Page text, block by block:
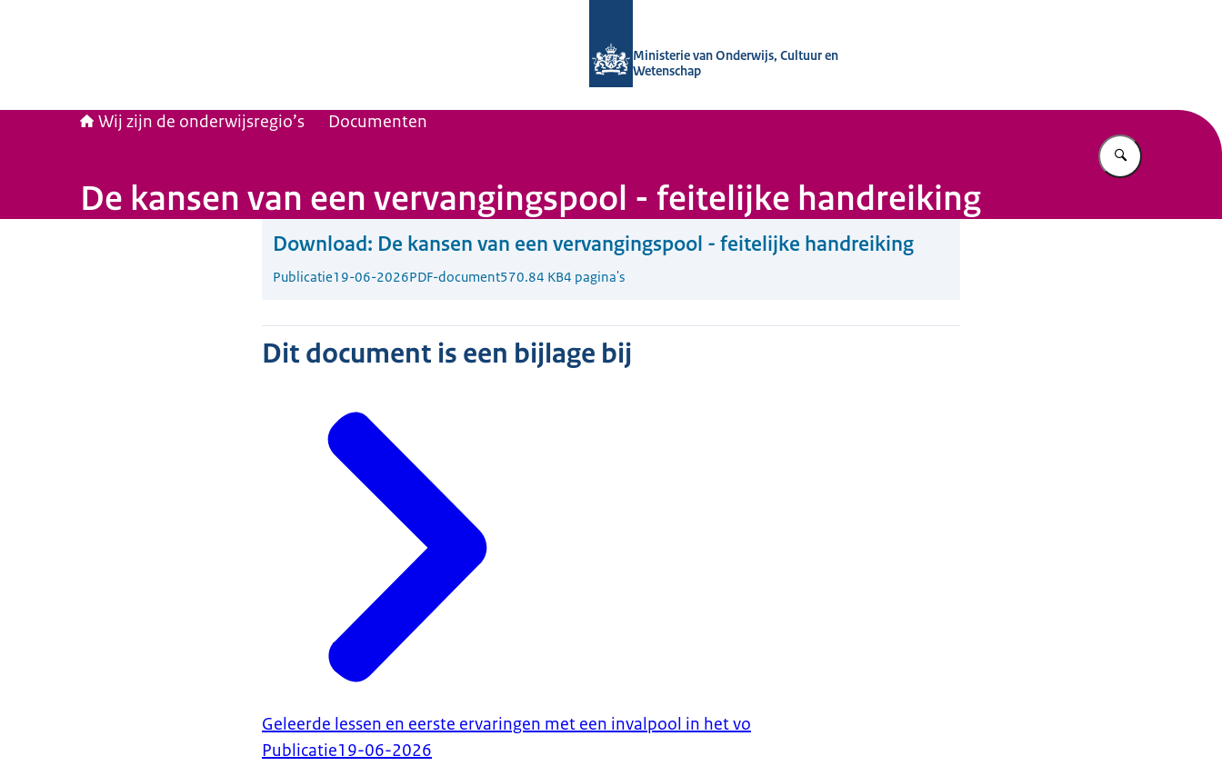
Ministerie van Onderwijs, Cultuur en
Wetenschap
Wij zijn de onderwijsregio’s Documenten
Vul in wat u
De kansen van een vervangingspool - feitelijke handreiking
Download: De kansen van een vervangingspool - feitelijke handreiking
Publicatie19-06-2026PDF-document570.84 KB4 pagina's
Dit document is een bijlage bij
Geleerde lessen en eerste ervaringen met een invalpool in het vo
Publicatie19-06-2026